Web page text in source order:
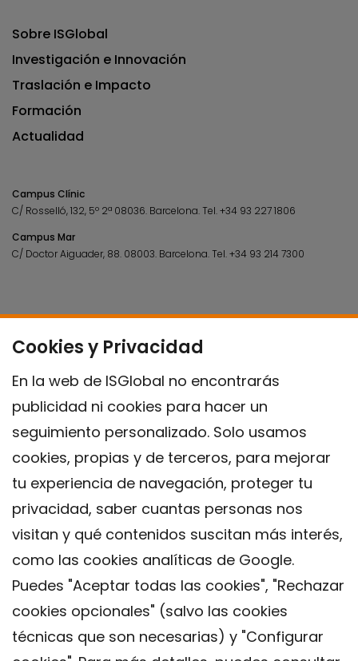
Cookies y Privacidad
En la web de ISGlobal no encontrarás
publicidad ni cookies para hacer un
seguimiento personalizado. Solo usamos
cookies, propias y de terceros, para mejorar
tu experiencia de navegación, proteger tu
privacidad, saber cuantas personas nos
visitan y qué contenidos suscitan más interés,
como las cookies analíticas de Google.
Puedes "Aceptar todas las cookies", "Rechazar
cookies opcionales" (salvo las cookies
técnicas que son necesarias) y "Configurar
Sobre ISGlobal
Investigación e Innovación
Traslación e Impacto
Formación
Actualidad
Campus Clínic
C/ Rosselló, 132, 5º 2ª 08036. Barcelona.Tel.+34 93 227 1806
Campus Mar
C/ Doctor Aiguader, 88. 08003. Barcelona.Tel.+34 93 214 7300
Contacto